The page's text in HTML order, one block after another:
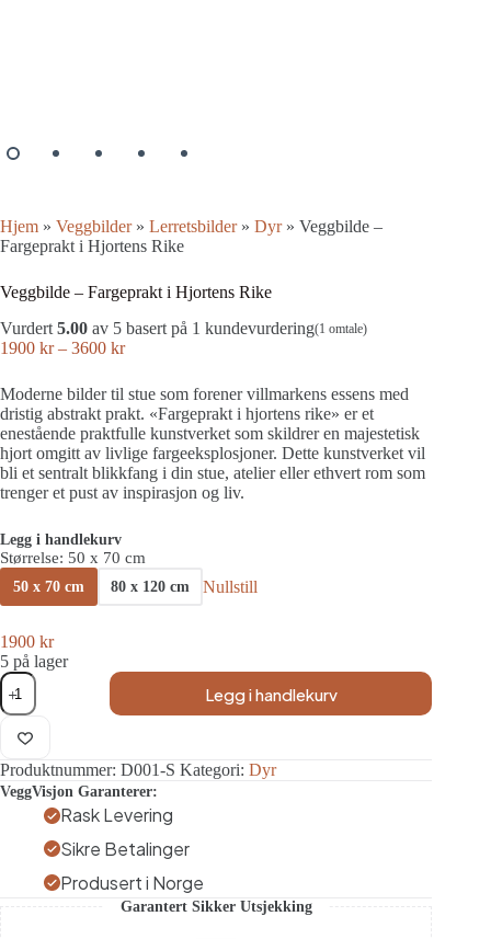
Hjem » Veggbilder» Lerretsbilder» Dyr» Veggbilde –
Fargeprakt i Hjortens Rike
Veggbilde – Fargeprakt i Hjortens Rike
Vurdert 5.00 av 5 basert på 1 kundevurdering(1 omtale)
1900 kr – 3600 krPrisområde:
til
3600 kr
Moderne bilder til stue som forener villmarkens essens med
dristig abstrakt prakt. «Fargeprakt i hjortens rike» er et
enestående praktfulle kunstverket som skildrer en majestetisk
hjort omgitt av livlige fargeeksplosjoner. Dette kunstverket vil
bli et sentralt blikkfang i din stue, atelier eller ethvert rom som
trenger et pust av inspirasjon og liv.
Legg i handlekurv
Størrelse: 50 x 70 cm
50 x 70 cm 80 x 120 cm Nullstill
1900 kr
5 på lager
Veggbilde
Fargeprakt
Rike
antall
Legg i handlekurv
Produktnummer: D001-S Kategori: Dyr
VeggVisjon Garanterer:
Rask Levering
Sikre Betalinger
Produsert i Norge
Garantert Sikker Utsjekking